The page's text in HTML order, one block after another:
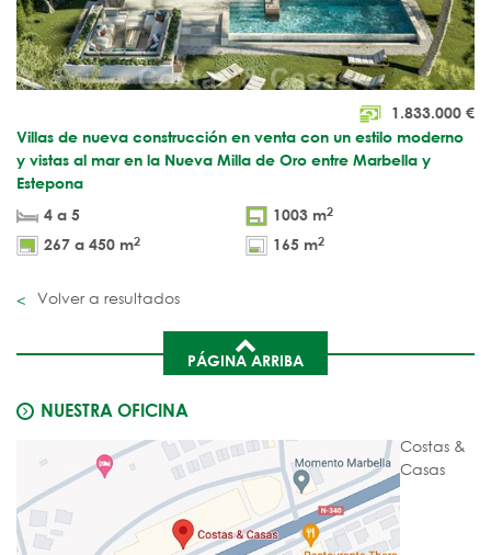
1.833.000 €
Villas de nueva construcción en venta con un estilo moderno
y vistas al mar en la Nueva Milla de Oro entre Marbella y
Estepona
4 a 5
1003 m2
267 a 450 m2 165 m2
Volver a resultados
PÁGINA ARRIBA
NUESTRA OFICINA
Costas &
Casas